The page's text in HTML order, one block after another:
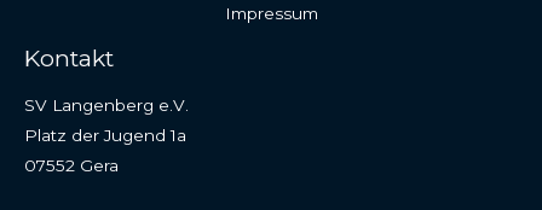
Impressum
Kontakt
SV Langenberg e.V.
Platz der Jugend 1a
07552 Gera